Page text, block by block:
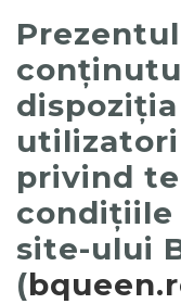
privind
condiţiile
site-ului
(